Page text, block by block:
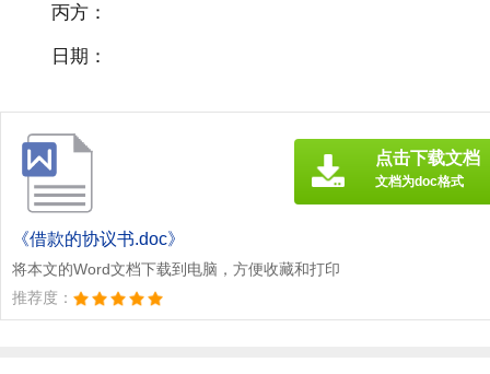
丙方：
日期：
《借款的协议书.doc》
将本文的Word文档下载到电脑，方便收藏和打印
推荐度：
点击下载文档
文档为doc格式